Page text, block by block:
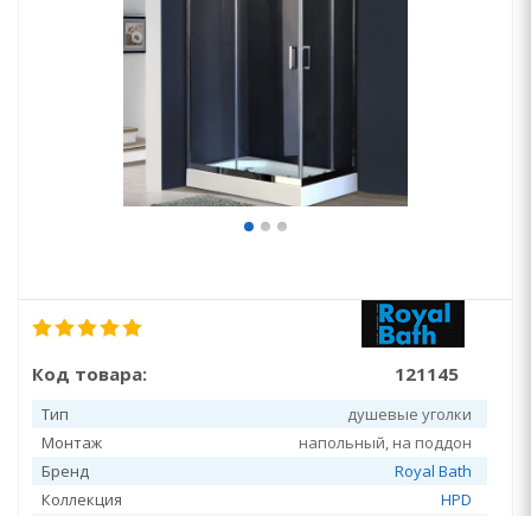
Код товара: 121145
Тип
душевые уголки
Монтаж
напольный, на поддон
Бренд
Royal Bath
Коллекция
HPD